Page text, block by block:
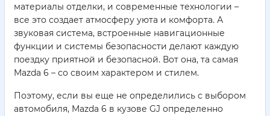
материалы отделки, и современные технологии –
все это создает атмосферу уюта и комфорта. А
звуковая система, встроенные навигационные
функции и системы безопасности делают каждую
поездку приятной и безопасной. Вот она, та самая
Mazda 6 – со своим характером и стилем.
Поэтому, если вы еще не определились с выбором
автомобиля, Mazda 6 в кузове GJ определенно